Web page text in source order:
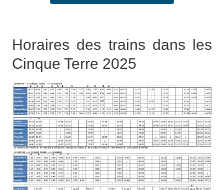
Horaires des trains dans les
Cinque Terre 2025